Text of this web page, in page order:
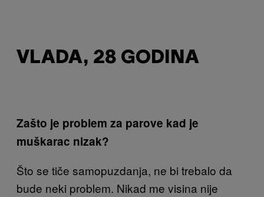
VLADA, 28 GODINA
Zašto je problem za parove kad je
muškarac nizak?
Što se tiče samopuzdanja, ne bi trebalo da
bude neki problem. Nikad me visina nije